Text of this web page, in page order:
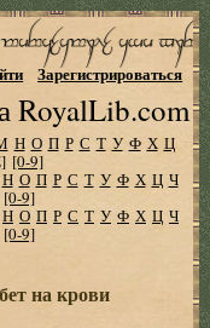
RoyalLib.com
Зарегистрироваться
Н О П Р С Т У Ф Х Ц
[0-9]
Н О П Р С Т У Ф Х Ц Ч
[0-9]
Н О П Р С Т У Ф Х Ц Ч
[0-9]
на крови